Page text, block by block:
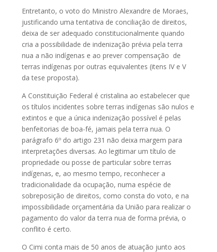
Entretanto, o voto do Ministro Alexandre de Moraes,
justificando uma tentativa de conciliação de direitos,
deixa de ser adequado constitucionalmente quando
cria a possibilidade de indenização prévia pela terra
nua a não indígenas e ao prever compensação de
terras indígenas por outras equivalentes (itens IV e V
da tese proposta).
A Constituição Federal é cristalina ao estabelecer que
os títulos incidentes sobre terras indígenas são nulos e
extintos e que a única indenização possível é pelas
benfeitorias de boa-fé, jamais pela terra nua. O
parágrafo 6º do artigo 231 não deixa margem para
interpretações diversas. Ao legitimar um título de
propriedade ou posse de particular sobre terras
indígenas, e, ao mesmo tempo, reconhecer a
tradicionalidade da ocupação, numa espécie de
sobreposição de direitos, como consta do voto, e na
impossibilidade orçamentária da União para realizar o
pagamento do valor da terra nua de forma prévia, o
conflito é certo.
O Cimi conta mais de 50 anos de atuação junto aos